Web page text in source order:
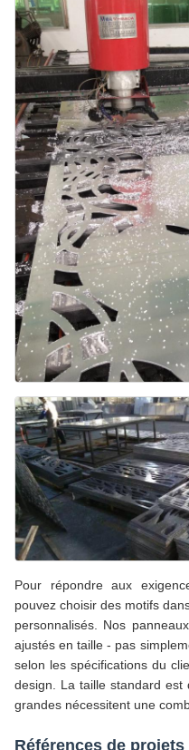
Pour répondre aux
pouvez choisir des motifs
personnalisés. Nos
ajustés en taille - pas
selon les spécifications du
design. La taille standard
grandes nécessitent une
Références de